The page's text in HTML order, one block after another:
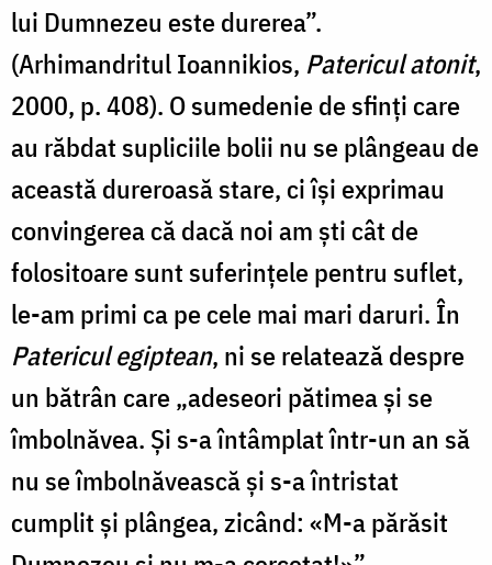
lui Dumnezeu este durerea”.
(Arhimandritul Ioannikios, Patericul atonit,
2000, p. 408). O sumedenie de sfinți care
au răbdat supliciile bolii nu se plângeau de
această dureroasă stare, ci își exprimau
convingerea că dacă noi am ști cât de
folositoare sunt suferințele pentru suflet,
le-am primi ca pe cele mai mari daruri. În
Patericul egiptean, ni se relatează despre
un bătrân care „adeseori pătimea şi se
îmbolnăvea. Şi s-a întâmplat într-un an să
nu se îmbolnăvească şi s-a întristat
cumplit şi plângea, zicând: «M-a părăsit